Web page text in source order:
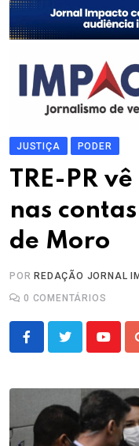
JUSTIÇA PODER
TRE-PR
nas
de Moro
POR REDAÇÃO JORNAL
0 COMENTÁRIOS